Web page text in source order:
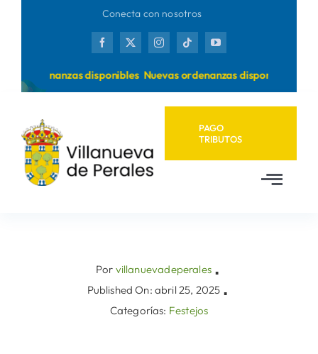
Conecta con nosotros
ordenanzas disponibles Nuevas ordenanzas disponibles
PAGO
TRIBUTOS
AyuntamientoPor villanuevadeperales ▪
Published On: abril 25, 2025 ▪
Categorías: Festejos